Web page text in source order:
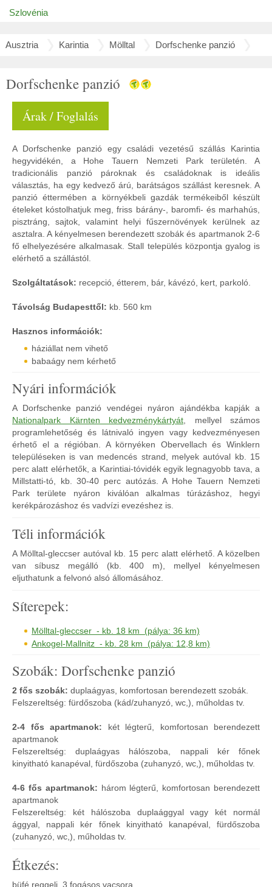
Szlovénia
Ausztria Karintia Mölltal Dorfschenke panzió
Dorfschenke panzió
Árak / Foglalás
A Dorfschenke panzió egy családi vezetésű szállás Karintia
hegyvidékén, a Hohe Tauern Nemzeti Park területén. A
tradicionális panzió pároknak és családoknak is ideális
választás, ha egy kedvező árú, barátságos szállást keresnek. A
panzió éttermében a környékbeli gazdák termékeiből készült
ételeket kóstolhatjuk meg, friss bárány-, baromfi- és marhahús,
pisztráng, sajtok, valamint helyi fűszernövények kerülnek az
asztalra. A kényelmesen berendezett szobák és apartmanok 2-6
fő elhelyezésére alkalmasak. Stall település központja gyalog is
elérhető a szállástól.
Szolgáltatások: recepció, étterem, bár, kávézó, kert, parkoló.
Távolság Budapesttől: kb. 560 km
Hasznos információk:
háziállat nem vihető
babaágy nem kérhető
Nyári információk
A Dorfschenke panzió vendégei nyáron ajándékba kapják a
Nationalpark Kärnten kedvezménykártyát , mellyel számos
programlehetőség és látnivaló ingyen vagy kedvezményesen
érhető el a régióban. A környéken Obervellach és Winklern
településeken is van medencés strand, melyek autóval kb. 15
perc alatt elérhetők, a Karintiai-tóvidék egyik legnagyobb tava, a
Millstatti-tó, kb. 30-40 perc autózás. A Hohe Tauern Nemzeti
Park területe nyáron kiválóan alkalmas túrázáshoz, hegyi
kerékpározáshoz és vadvízi evezéshez is.
Téli információk
A Mölltal-gleccser autóval kb. 15 perc alatt elérhető. A közelben
van síbusz megálló (kb. 400 m), mellyel kényelmesen
eljuthatunk a felvonó alsó állomásához.
Síterepek:
Mölltal-gleccser - kb. 18 km (pálya: 36 km)
Ankogel-Mallnitz - kb. 28 km (pálya: 12,8 km)
Szobák: Dorfschenke panzió
2 fős szobák: duplaágyas, komfortosan berendezett szobák.
Felszereltség: fürdőszoba (kád/zuhanyzó, wc,), műholdas tv.
2-4 fős apartmanok: két légterű, komfortosan berendezett
apartmanok
Felszereltség: duplaágyas hálószoba, nappali kér főnek
kinyitható kanapéval, fürdőszoba (zuhanyzó, wc,), műholdas tv.
4-6 fős apartmanok: három légterű, komfortosan berendezett
apartmanok
Felszereltség: két hálószoba duplaággyal vagy két normál
ággyal, nappali kér főnek kinyitható kanapéval, fürdőszoba
(zuhanyzó, wc,), műholdas tv.
Étkezés:
büfé reggeli, 3 fogásos vacsora.